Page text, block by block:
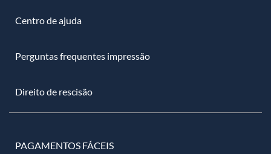
Centro de ajuda
Perguntas frequentes impressão
Direito de rescisão
PAGAMENTOS FÁCEIS